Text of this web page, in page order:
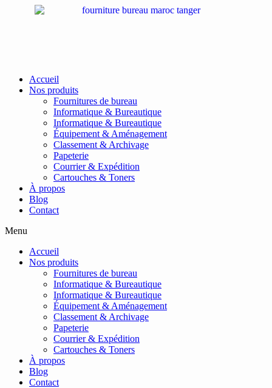
Accueil
Nos produits
Fournitures de bureau
Informatique & Bureautique
Informatique & Bureautique
Équipement & Aménagement
Classement & Archivage
Papeterie
Courrier & Expédition
Cartouches & Toners
À propos
Blog
Contact
Menu
Accueil
Nos produits
Fournitures de bureau
Informatique & Bureautique
Informatique & Bureautique
Équipement & Aménagement
Classement & Archivage
Papeterie
Courrier & Expédition
Cartouches & Toners
À propos
Blog
Contact